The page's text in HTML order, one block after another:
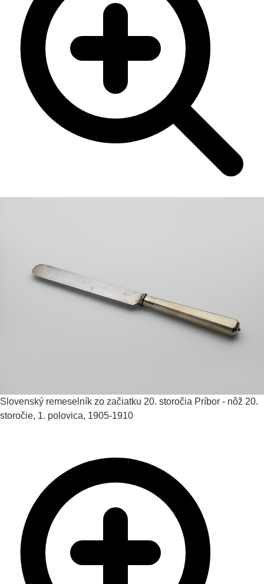
Slovenský remeselník zo začiatku 20. storočia Príbor - nôž 20.
storočie, 1. polovica, 1905-1910